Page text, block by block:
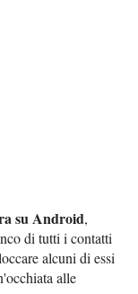
su Android,
di tutti i contatti
alcuni di essi
alle